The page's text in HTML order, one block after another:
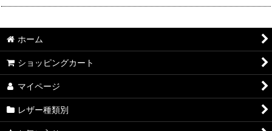
ホーム
ショッピングカート
マイページ
レザー種類別